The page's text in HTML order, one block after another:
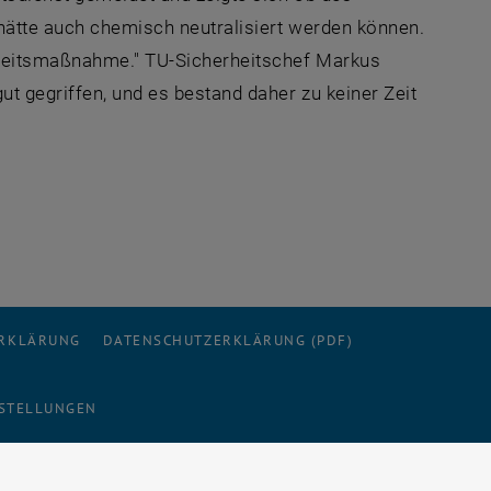
auch chemisch neutralisiert werden können.
TU-Sicherheitschef Markus
gegriffen, und es bestand daher zu keiner Zeit
DATENSCHUTZERKLÄRUNG (PDF)